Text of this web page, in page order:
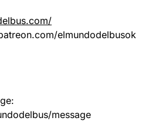
elmundodelbusok
message